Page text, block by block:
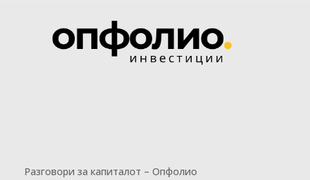
Разговори за капиталот – Опфолио